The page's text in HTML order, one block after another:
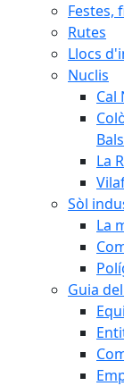
Festes,
Rutes
Llocs
Nuclis
Cal
La
Sòl
La
Guia